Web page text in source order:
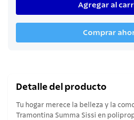
Agregar al
Comprar
Detalle del producto
Tu hogar merece la belleza y la
Tramontina Summa Sissi en